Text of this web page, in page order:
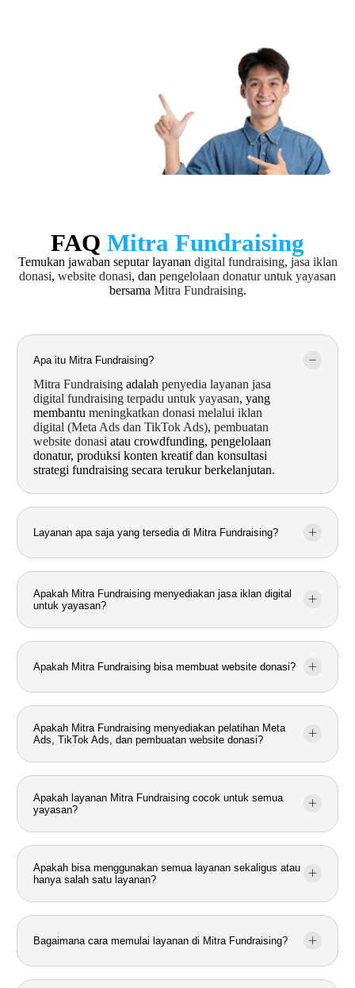
FAQ Mitra Fundraising
Temukan jawaban seputar layanan digital fundraising, jasa iklan
donasi, website donasi, dan pengelolaan donatur untuk yayasan
bersama Mitra Fundraising.
Apa itu Mitra Fundraising?
Mitra Fundraising adalahpenyedia layanan jasa
digital fundraising terpadu untuk yayasan, yang
membantumeningkatkan donasi melalui iklan
digital (Meta Ads dan TikTok Ads),pembuatan
website donasi atau crowdfunding, pengelolaan
donatur, produksi konten kreatif dan konsultasi
strategi fundraising secara terukur berkelanjutan.
Layanan apa saja yang tersedia di Mitra Fundraising?
Apakah Mitra Fundraising menyediakan jasa iklan digital
untuk yayasan?
Apakah Mitra Fundraising bisa membuat website donasi?
Apakah Mitra Fundraising menyediakan pelatihan Meta
Ads, TikTok Ads, dan pembuatan website donasi?
Apakah layanan Mitra Fundraising cocok untuk semua
yayasan?
Apakah bisa menggunakan semua layanan sekaligus atau
hanya salah satu layanan?
Bagaimana cara memulai layanan di Mitra Fundraising?